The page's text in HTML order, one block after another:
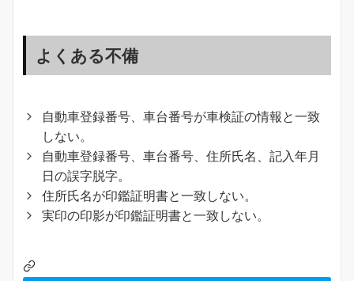
よくある不備
自動車登録番号、車台番号が車検証の情報と一致
しない。
自動車登録番号、車台番号、住所氏名、記入年月
日の誤字脱字。
住所氏名が印鑑証明書と一致しない。
実印の印影が印鑑証明書と一致しない。